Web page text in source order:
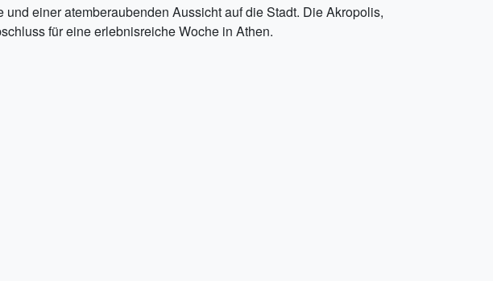
einer atemberaubenden Aussicht auf die Stadt. Die Akropolis,
für eine erlebnisreiche Woche in Athen.